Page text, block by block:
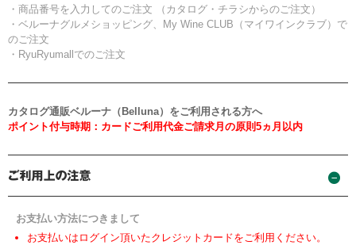
・商品番号を入力してのご注文 （カタログ・チラシからのご注文）
・ベルーナグルメショッピング、My Wine CLUB（マイワインクラブ）で
のご注文
・RyuRyumallでのご注文
カタログ通販ベルーナ（Belluna）をご利用される方へ
ポイント付与時期：カードご利用代金ご請求月の原則5ヵ月以内
お支払い方法につきまして
お支払いはログイン頂いたクレジットカードをご利用ください。